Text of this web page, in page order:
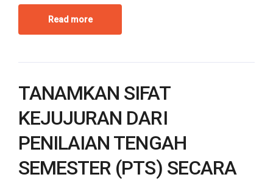
Read more
TANAMKAN SIFAT
KEJUJURAN DARI
PENILAIAN TENGAH
SEMESTER (PTS) SECARA